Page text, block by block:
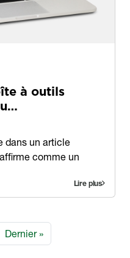
à outils
dans un article
comme un
Lire plus
suivante
Dernière page
Dernier »